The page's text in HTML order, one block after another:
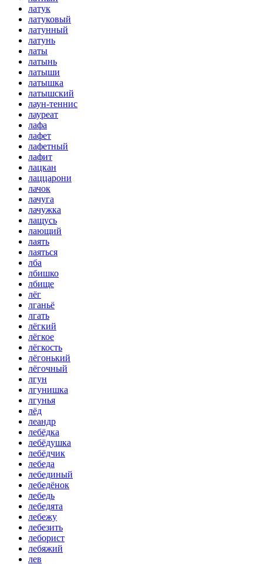
латук
латуковый
латунный
латунь
латы
латынь
латыши
латышка
латышский
лаун-теннис
лауреат
лафа
лафет
лафетный
лафит
лацкан
лаццарони
лачок
лачуга
лачужка
лащусь
лающий
лаять
лаяться
лба
лбишко
лбище
лёг
лганьё
лгать
лёгкий
лёгкое
лёгкость
лёгонький
лёгочный
лгун
лгунишка
лгунья
лёд
леандр
лебёдка
лебёдушка
лебёдчик
лебеда
лебединый
лебедёнок
лебедь
лебедята
лебежу
лебезить
леборист
лебяжий
лев